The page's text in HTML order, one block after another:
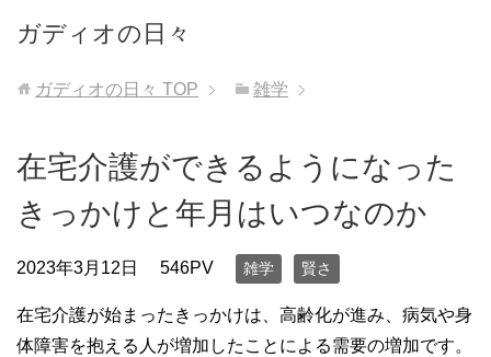
ガディオの日々
ガディオの日々 TOP 雑学
在宅介護ができるようになった
きっかけと年月はいつなのか
2023年3月12日 546PV 雑学 賢さ
在宅介護が始まったきっかけは、高齢化が進み、病気や身
体障害を抱える人が増加したことによる需要の増加です。